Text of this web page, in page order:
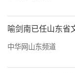
喻剑南已任山东省
中华网山东频道